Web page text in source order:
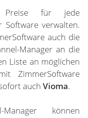
Preise für jede
verwalten.
auch die
Manager an die
Liste an möglichen
ZimmerSoftware
auch Vioma.
können